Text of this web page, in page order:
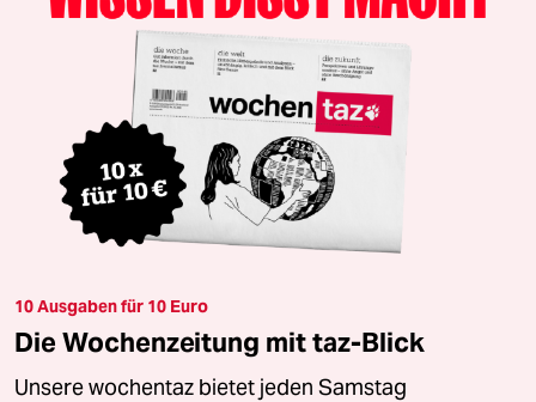
10 Ausgaben für 10 Euro
Die Wochenzeitung mit taz-Blick
Unsere wochentaz bietet jeden Samstag